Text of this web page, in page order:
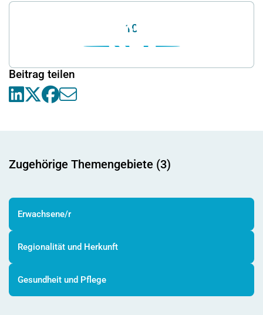
10
Beitrag teilen
Zugehörige Themengebiete (3)
Erwachsene/r
Regionalität und Herkunft
Gesundheit und Pflege